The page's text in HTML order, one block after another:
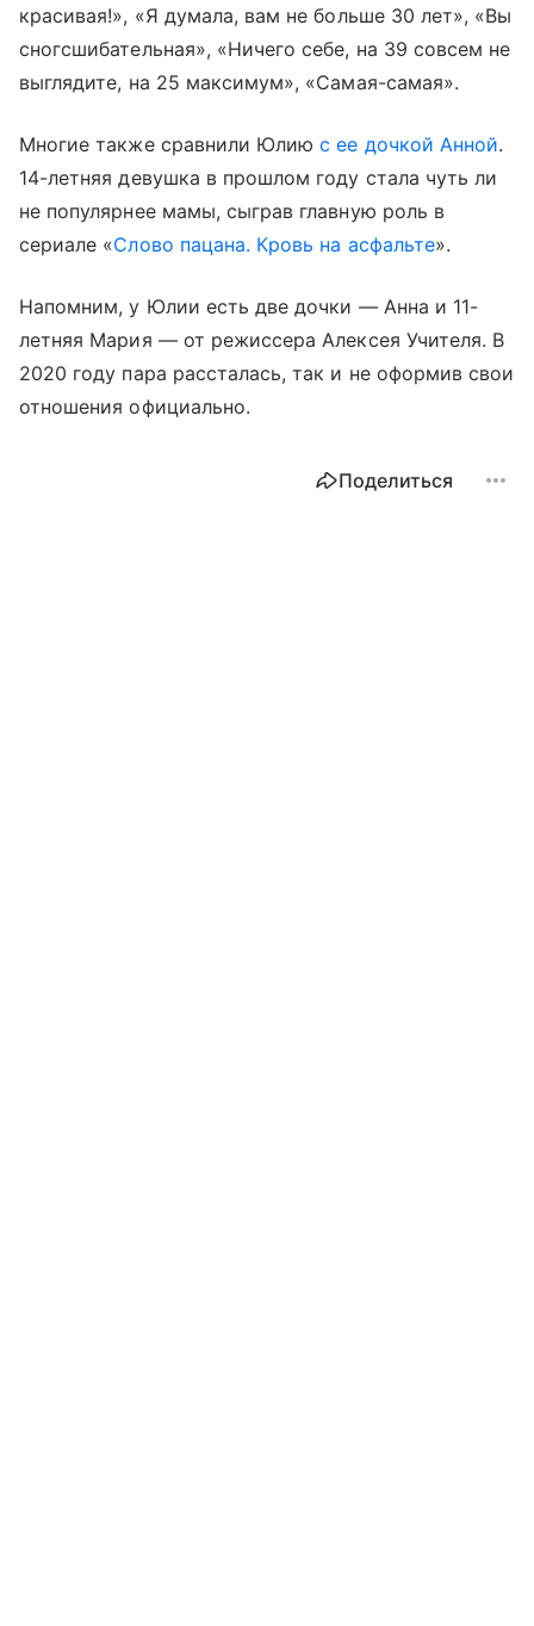
красивая!», «Я думала, вам не больше 30 лет», «Вы
сногсшибательная», «Ничего себе, на 39 совсем не
выглядите, на 25 максимум», «Самая-самая».
Многие также сравнили Юлиюс ее дочкой Анной.
14-летняя девушка в прошлом году стала чуть ли
не популярнее мамы, сыграв главную роль в
сериале «Слово пацана. Кровь на асфальте».
Напомним, у Юлии есть две дочки — Анна и 11-
летняя Мария — от режиссера Алексея Учителя. В
2020 году пара рассталась, так и не оформив свои
отношения официально.
Поделиться